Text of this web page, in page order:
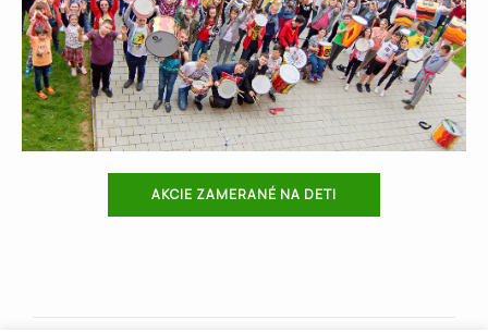
AKCIE ZAMERANÉ NA DETI